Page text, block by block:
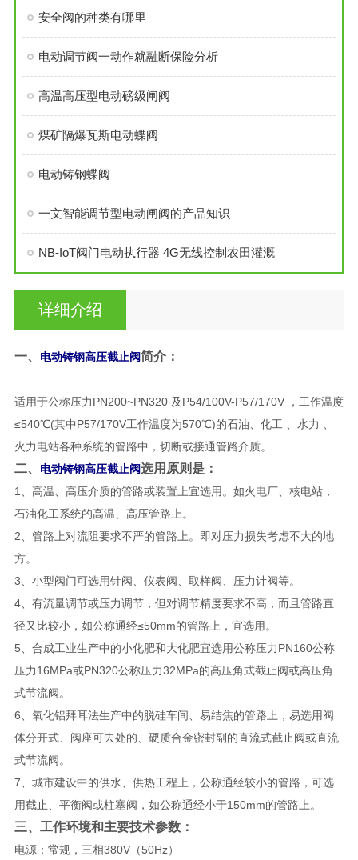
安全阀的种类有哪里
电动调节阀一动作就融断保险分析
高温高压型电动磅级闸阀
煤矿隔爆瓦斯电动蝶阀
电动铸钢蝶阀
一文智能调节型电动闸阀的产品知识
NB-IoT阀门电动执行器 4G无线控制农田灌溉
详细介绍
一、 电动铸钢高压截止阀简介：
适用于公称压力PN200~PN320 及P54/100V-P57/170V ，工作温度
≤540℃(其中P57/170V工作温度为570℃)的石油、化工 、水力 、
火力电站各种系统的管路中，切断或接通管路介质。
二、 电动铸钢高压截止阀选用原则是：
1、高温、高压介质的管路或装置上宜选用。如火电厂、核电站，
石油化工系统的高温、高压管路上。
2、管路上对流阻要求不严的管路上。即对压力损失考虑不大的地
方。
3、小型阀门可选用针阀、仪表阀、取样阀、压力计阀等。
4、有流量调节或压力调节，但对调节精度要求不高，而且管路直
径又比较小，如公称通经≤50mm的管路上，宜选用。
5、合成工业生产中的小化肥和大化肥宜选用公称压力PN160公称
压力16MPa或PN320公称压力32MPa的高压角式截止阀或高压角
式节流阀。
6、氧化铝拜耳法生产中的脱硅车间、易结焦的管路上，易选用阀
体分开式、阀座可去处的、硬质合金密封副的直流式截止阀或直流
式节流阀。
7、城市建设中的供水、供热工程上，公称通经较小的管路，可选
用截止、平衡阀或柱塞阀，如公称通经小于150mm的管路上。
三、 ​工作环境和主要技术参数：
电源：常规，三相380V（50Hz）